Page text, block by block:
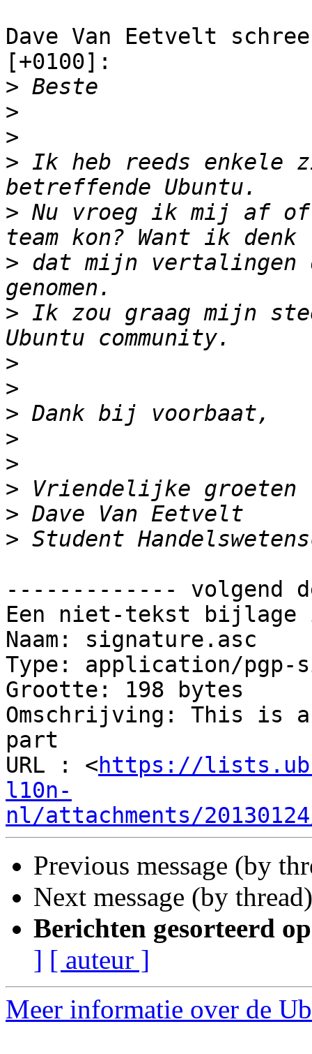
Dave Van Eetvelt
[+0100]:
>
>
>
> Ik heb reeds enkele
> Nu vroeg ik mij af
> dat mijn vertalingen
> Ik zou graag mijn
>
>
>
>
>
>
>
>
------------- volgend
Een niet-tekst
Naam: signature.asc
Type: application/pgp-
Grootte: 198 bytes
Omschrijving: This is
part
URL : <https://
l10n-
nl/attachments/
Previous message (by
Next message (by
Berichten gesorteerd
] [ auteur ]
Meer informatie over de